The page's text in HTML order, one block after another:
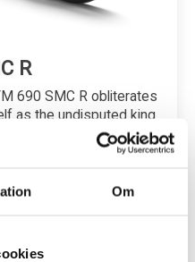
Om
R
690 SMC R obliterates
as the undisputed king